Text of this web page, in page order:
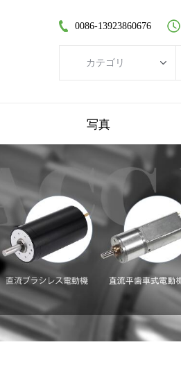
0086-13923860676
カテゴリ
平歯車モーター
コアレスブラシレスモーター
遊星歯車モーター
プラスチックギヤードモーター
ワームギヤードモーター
エンコーダー
写真